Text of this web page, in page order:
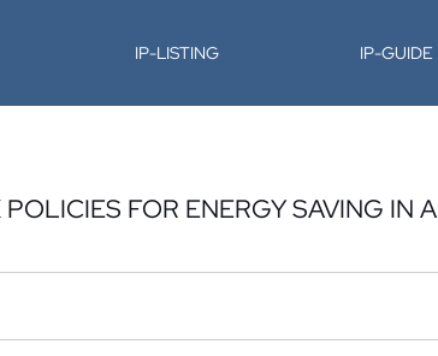
IP-LISTING IP-GUIDE
FOR ENERGY SAVING IN A